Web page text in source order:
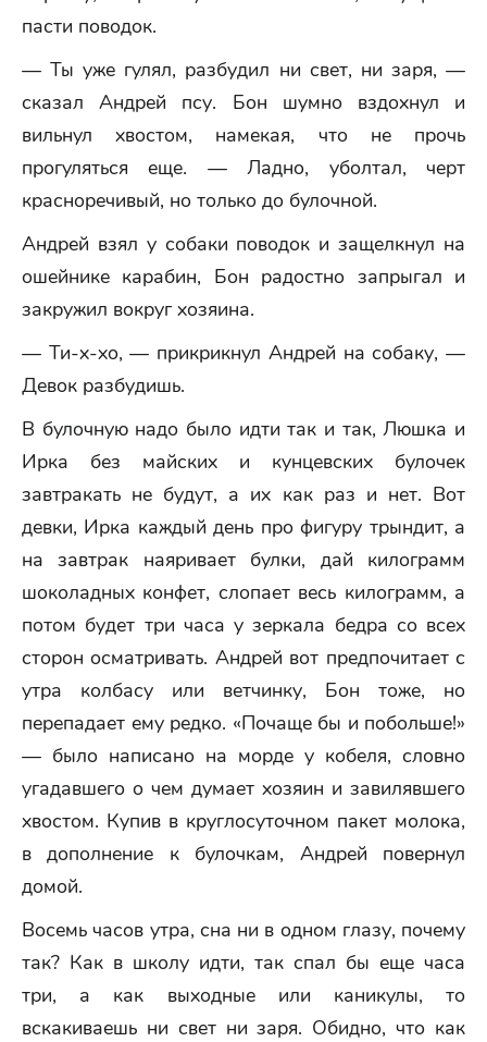
пасти поводок.
— Ты уже гулял, разбудил ни свет, ни заря, —
сказал Андрей псу. Бон шумно вздохнул и
вильнул хвостом, намекая, что не прочь
прогуляться еще. — Ладно, уболтал, черт
красноречивый, но только до булочной.
Андрей взял у собаки поводок и защелкнул на
ошейнике карабин, Бон радостно запрыгал и
закружил вокруг хозяина.
— Ти-х-хо, — прикрикнул Андрей на собаку, —
Девок разбудишь.
В булочную надо было идти так и так, Люшка и
Ирка без майских и кунцевских булочек
завтракать не будут, а их как раз и нет. Вот
девки, Ирка каждый день про фигуру трындит, а
на завтрак наяривает булки, дай килограмм
шоколадных конфет, слопает весь килограмм, а
потом будет три часа у зеркала бедра со всех
сторон осматривать. Андрей вот предпочитает с
утра колбасу или ветчинку, Бон тоже, но
перепадает ему редко. «Почаще бы и побольше!»
— было написано на морде у кобеля, словно
угадавшего о чем думает хозяин и завилявшего
хвостом. Купив в круглосуточном пакет молока,
в дополнение к булочкам, Андрей повернул
домой.
Восемь часов утра, сна ни в одном глазу, почему
так? Как в школу идти, так спал бы еще часа
три, а как выходные или каникулы, то
вскакиваешь ни свет ни заря. Обидно, что как